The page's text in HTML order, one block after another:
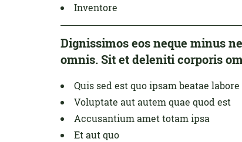
Inventore
Dignissimos eos neque minus
omnis. Sit et deleniti corporis
Quis sed est quo ipsam beatae labore
Voluptate aut autem quae quod est
Accusantium amet totam ipsa
Et aut quo